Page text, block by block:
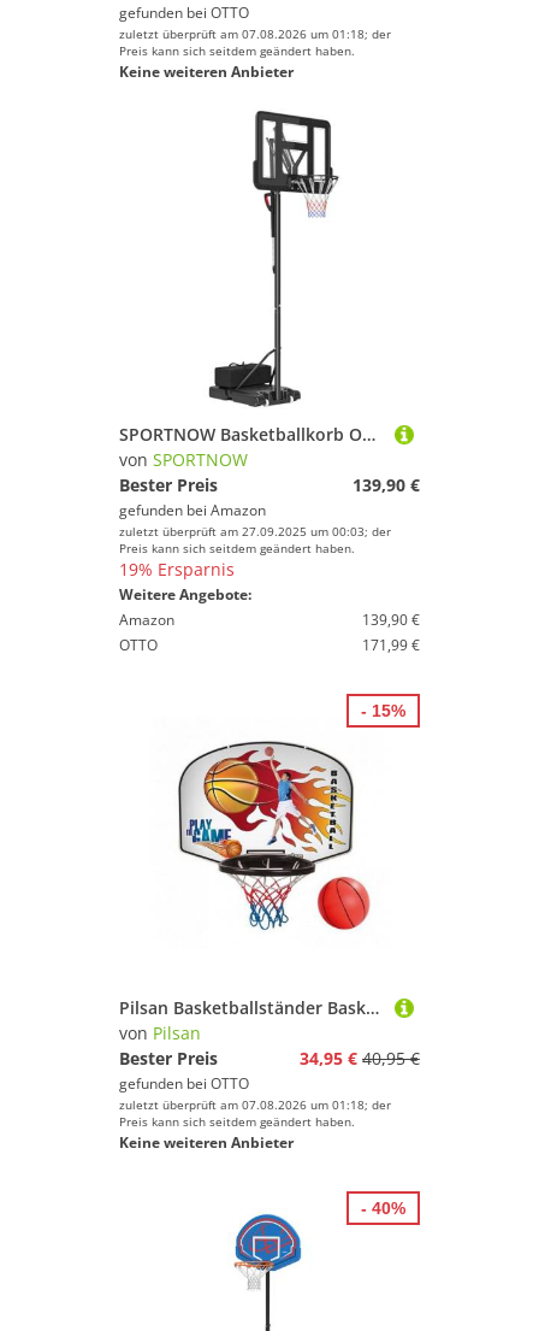
gefunden bei OTTO
zuletzt überprüft am 07.08.2026 um 01:18; der
Preis kann sich seitdem geändert haben.
Keine weiteren Anbieter
SPORTNOW Basketballkorb Outdoor, Verstellbare Korbhöhe 230-305 cm, Basketballständer mit 110 x 75 cm bruchsichere Rückwand mit Rädern, gefederter Korb, Gewicht für Erwachsene
von SPORTNOW
Bester Preis
139,90 €
gefunden bei Amazon
zuletzt überprüft am 27.09.2025 um 00:03; der
Preis kann sich seitdem geändert haben.
19% Ersparnis
Weitere Angebote:
Amazon
139,90 €
OTTO
171,99 €
Pilsan Basketballständer Basketballkorb 03400 Basketball, ergonomisches Design, 59 x 34 x 44 cm
von Pilsan
Bester Preis
34,95 € 40,95 €
gefunden bei OTTO
zuletzt überprüft am 07.08.2026 um 01:18; der
Preis kann sich seitdem geändert haben.
Keine weiteren Anbieter
- 15%
- 40%